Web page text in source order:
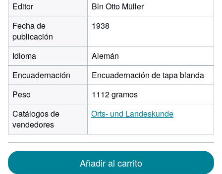
Editor
Bln Otto Müller
Fecha de
publicación
1938
Idioma
Alemán
Encuadernación
Encuadernación de tapa blanda
Peso
1112 gramos
Catálogos de
vendedores
Orts- und Landeskunde
Añadir al carrito